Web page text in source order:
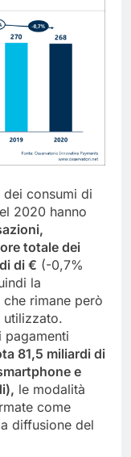
consumi di
2020 hanno
totale dei
di € (-0,7%
la
rimane però
utilizzato.
pagamenti
81,5 miliardi di
e
le modalità
come
diffusione del